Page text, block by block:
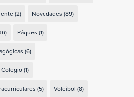
(2) Novedades (89)
Pâques (1)
(6)
Colegio(1)
(5) Voleibol (8)